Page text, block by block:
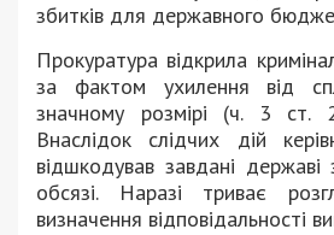
збитків для державного
Прокуратура відкрила
за фактом ухилення від
значному розмірі (ч. 3 ст.
Внаслідок слідчих дій
відшкодував завдані
обсязі. Наразі триває
визначення відповідальності